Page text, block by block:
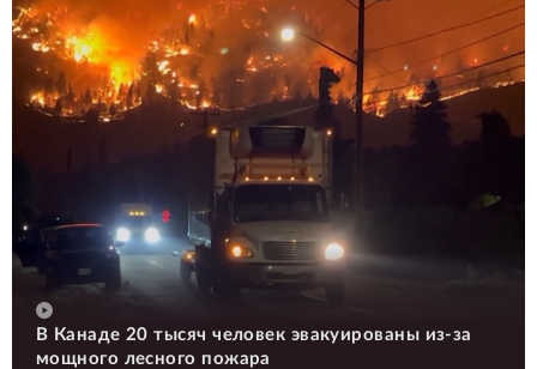
В Канаде 20 тысяч человек эвакуированы из-за
мощного лесного пожара